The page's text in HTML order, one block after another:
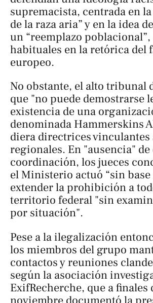
supremacista, centrada en
de la raza aria” y en la idea de
un “reemplazo
habituales en la retórica del
europeo.
No obstante, el alto tribunal
que "no puede demostrarse
existencia de una
denominada Hammerskins
diera directrices vinculantes
regionales. En "ausencia" de
coordinación, los jueces
el Ministerio actuó “sin
extender la prohibición a
territorio federal "sin
por situación".
Pese a la ilegalización
los miembros del grupo
contactos y reuniones
según la asociación
ExifRecherche, que a finales